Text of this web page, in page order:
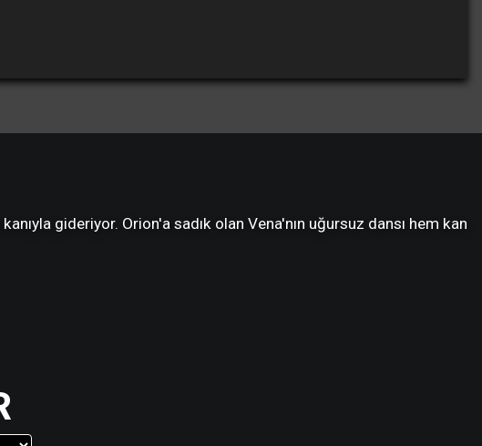
gideriyor. Orion'a sadık olan Vena'nın uğursuz dansı hem kan